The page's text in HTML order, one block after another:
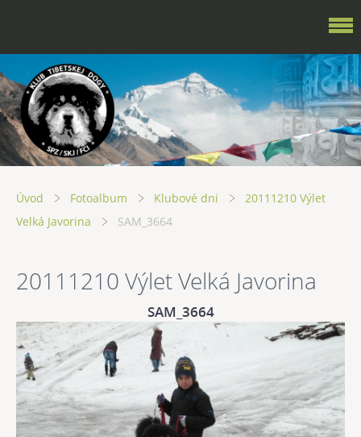
Úvod Fotoalbum Klubové dni
20111210 Výlet
Velká Javorina
SAM_3664
20111210 Výlet Velká Javorina
SAM_3664